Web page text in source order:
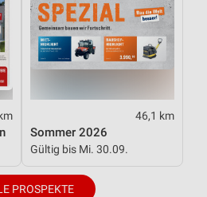
46,1 km
Sommer 2026
Gültig bis Mi. 30.09.
PROSPEKTE